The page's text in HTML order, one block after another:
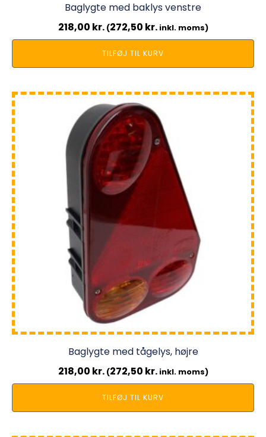
Baglygte med baklys venstre
218,00 kr. (272,50 kr.inkl. moms)
TILFØJ TIL KURV
Baglygte med tågelys, højre
218,00 kr. (272,50 kr.inkl. moms)
TILFØJ TIL KURV